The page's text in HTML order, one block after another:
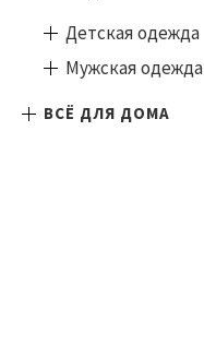
Детская одежда
Мужская одежда
ВСЁ ДЛЯ ДОМА